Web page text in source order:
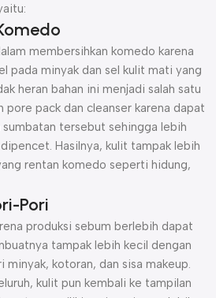
membersihkan komedo karena
pada minyak dan sel kulit mati yang
heran bahan ini menjadi salah satu
pore pack dan cleanser karena dapat
tersebut sehingga lebih
Hasilnya, kulit tampak lebih
rentan komedo seperti hidung,
Pori
produksi sebum berlebih dapat
tampak lebih kecil dengan
kotoran, dan sisa makeup.
kulit pun kembali ke tampilan